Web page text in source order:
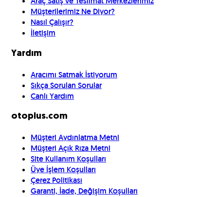
Müşterilerimiz Ne Diyor?
Nasıl Çalışır?
İletişim
Yardım
Aracımı Satmak İstiyorum
Sıkça Sorulan Sorular
Canlı Yardım
otoplus.com
Müşteri Aydınlatma Metni
Müşteri Açık Rıza Metni
Site Kullanım Koşulları
Üye İşlem Koşulları
Çerez Politikası
Garanti, İade, Değişim Koşulları